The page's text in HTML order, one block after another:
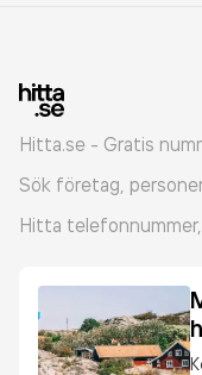
Hitta.se - Gratis
Sök företag,
Hitta